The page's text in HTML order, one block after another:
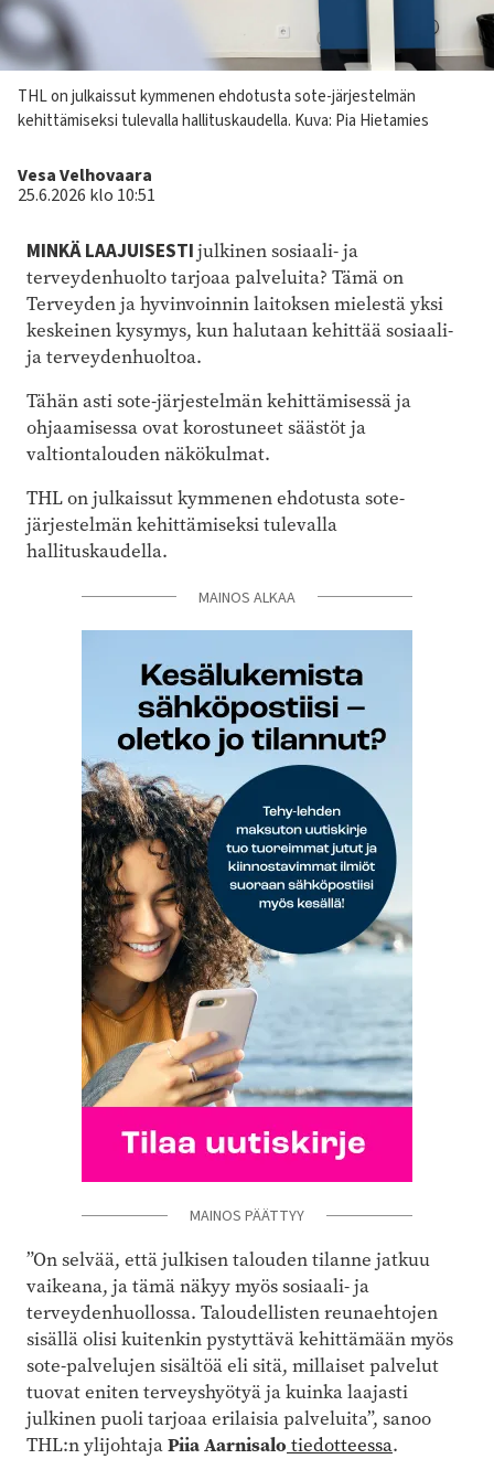
Kuvateksti
THL on julkaissut kymmenen ehdotusta sote-järjestelmän
kehittämiseksi tulevalla hallituskaudella. Kuva: Pia Hietamies
Kirjoittaja
Vesa Velhovaara
25.6.2026 klo 10:51
MINKÄ LAAJUISESTIjulkinen sosiaali- ja
terveydenhuolto tarjoaa palveluita? Tämä on
Terveyden ja hyvinvoinnin laitoksen mielestä yksi
keskeinen kysymys, kun halutaan kehittää sosiaali-
ja terveydenhuoltoa.
Tähän asti sote-järjestelmän kehittämisessä ja
ohjaamisessa ovat korostuneet säästöt ja
valtiontalouden näkökulmat.
THL on julkaissut kymmenen ehdotusta sote-
järjestelmän kehittämiseksi tulevalla
hallituskaudella.
MAINOS ALKAA
MAINOS PÄÄTTYY
”On selvää, että julkisen talouden tilanne jatkuu
vaikeana, ja tämä näkyy myös sosiaali- ja
terveydenhuollossa. Taloudellisten reunaehtojen
sisällä olisi kuitenkin pystyttävä kehittämään myös
sote-palvelujen sisältöä eli sitä, millaiset palvelut
tuovat eniten terveyshyötyä ja kuinka laajasti
julkinen puoli tarjoaa erilaisia palveluita”, sanoo
THL:n ylijohtajaPiia Aarnisalo tiedotteessa.